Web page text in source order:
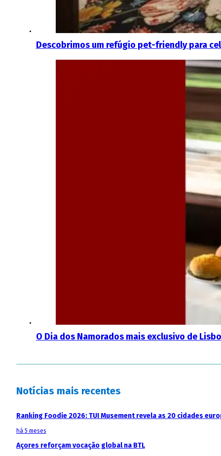
Descobrimos um refúgio pet-friendly para
O Dia dos Namorados mais exclusivo de
Notícias mais recentes
Ranking Foodie 2026: TUI Musement revela as 20 cidades
há 5 meses
Açores reforçam vocação global na BTL